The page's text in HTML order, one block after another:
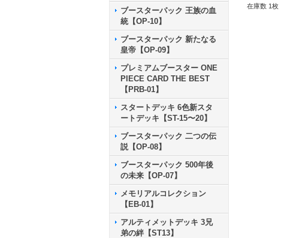
ブースターパック 王族の血
統【OP-10】
ブースターパック 新たなる
皇帝【OP-09】
プレミアムブースター ONE
PIECE CARD THE BEST
【PRB-01】
スタートデッキ 6色新スタ
ートデッキ【ST-15〜20】
ブースターパック 二つの伝
説【OP-08】
ブースターパック 500年後
の未来【OP-07】
メモリアルコレクション
【EB-01】
アルティメットデッキ 3兄
弟の絆【ST13】
30}
在庫数 1枚